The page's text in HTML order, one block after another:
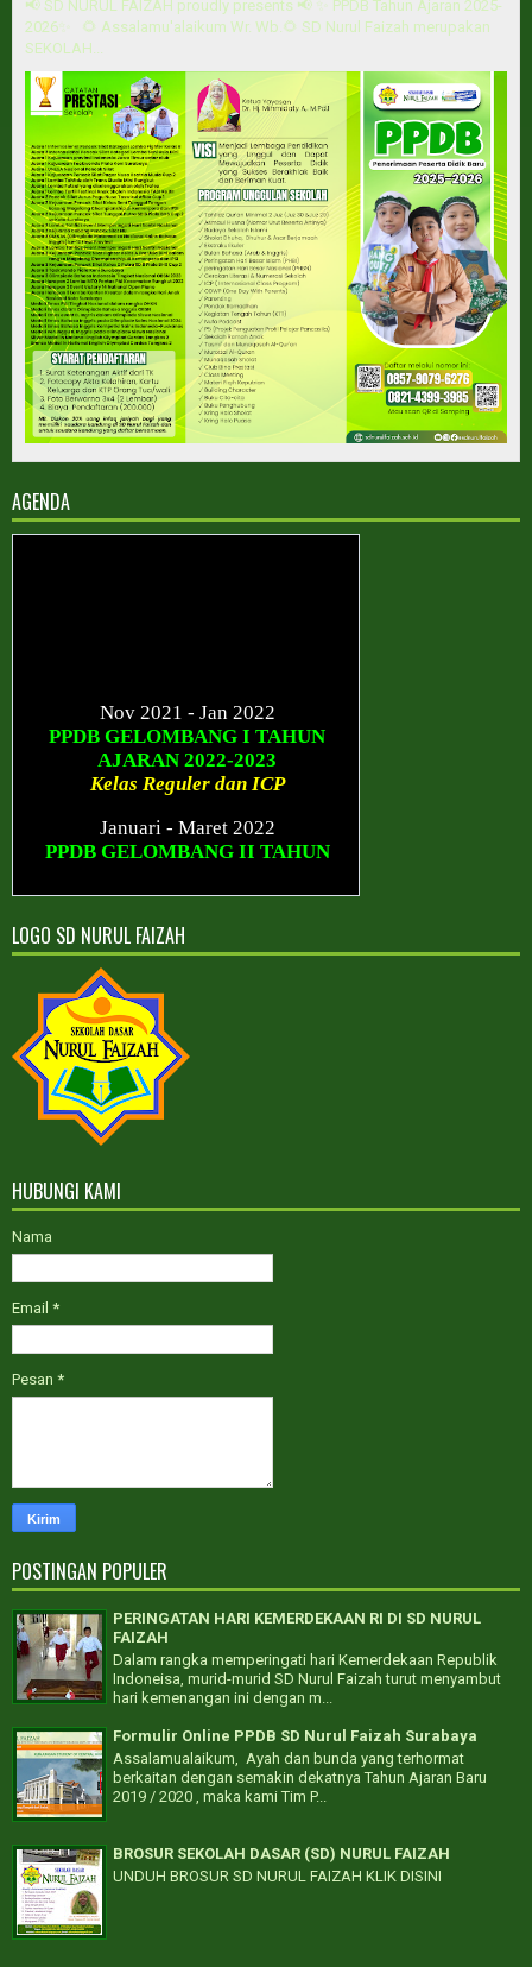
📢 SD NURUL FAIZAH proudly presents 📢 ✨ PPDB Tahun Ajaran 2025-
2026✨ 🌻 Assalamu'alaikum Wr. Wb.🌻 SD Nurul Faizah merupakan
SEKOLAH...
AGENDA
Nov 2021 - Jan 2022
PPDB GELOMBANG I TAHUN
AJARAN 2022-2023
Kelas Reguler dan ICP
Januari - Maret 2022
PPDB GELOMBANG II TAHUN
AJARAN 2022-2023
Sesudah Maret 2022
PPDB GELOMBANG III TAHUN
AJARAN 2022-2023
Kelas Reguler dan ICP
LOGO SD NURUL FAIZAH
HUBUNGI KAMI
Nama
Email *
Pesan *
POSTINGAN POPULER
PERINGATAN HARI KEMERDEKAAN RI DI SD NURUL
FAIZAH
Dalam rangka memperingati hari Kemerdekaan Republik
Indoneisa, murid-murid SD Nurul Faizah turut menyambut
hari kemenangan ini dengan m...
Formulir Online PPDB SD Nurul Faizah Surabaya
Assalamualaikum, Ayah dan bunda yang terhormat
berkaitan dengan semakin dekatnya Tahun Ajaran Baru
2019 / 2020 , maka kami Tim P...
BROSUR SEKOLAH DASAR (SD) NURUL FAIZAH
UNDUH BROSUR SD NURUL FAIZAH KLIK DISINI